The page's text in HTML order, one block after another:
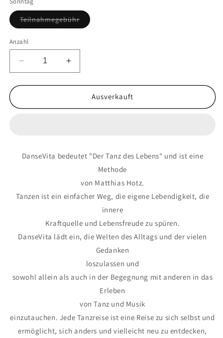
TeilnahmegebührVariante
ausverkauft
Anzahl
Verringere
die
Menge
DanseVita
|
|
Erhöhe
die
Menge
DanseVita
|
17.30
|
Ausverkauft
DanseVita bedeutet "Der Tanz des Lebens" und ist eine
Methode
von Matthias Hotz.
Tanzen ist ein einfacher Weg, die eigene Lebendigkeit, die
innere
Kraftquelle und Lebensfreude zu spüren.
DanseVita lädt ein, die Welten des Alltags und der vielen
Gedanken
loszulassen und
sowohl allein als auch in der Begegnung mit anderen in das
Erleben
von Tanz und Musik
einzutauchen. Jede Tanzreise ist eine Reise zu sich selbst und
ermöglicht, sich anders und vielleicht neu zu entdecken,